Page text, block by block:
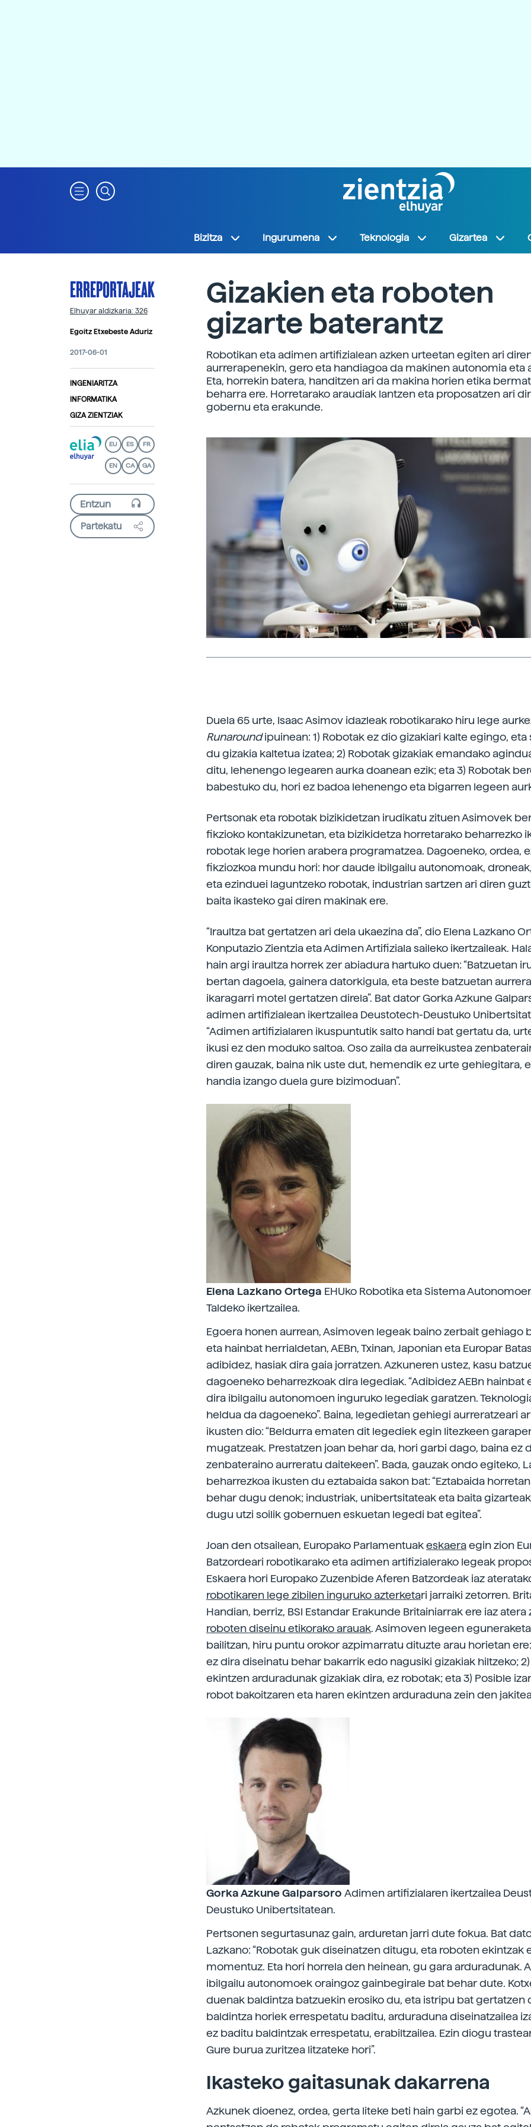
Bizitza Ingurumena Teknologia Gizartea
ERREPORTAJEAK
Elhuyar aldizkaria: 326
Egoitz Etxebeste Aduriz
2017-06-01
INGENIARITZA
INFORMATIKA
GIZA ZIENTZIAK
EU ES FR
EN CA GA
Partekatu
Gizakien eta roboten
gizarte baterantz
Robotikan eta adimen artifizialean azken urteetan egiten ari
aurrerapenekin, gero eta handiagoa da makinen autonomia eta
Eta, horrekin batera, handitzen ari da makina horien etika
beharra ere. Horretarako araudiak lantzen eta proposatzen ari
gobernu eta erakunde.
Duela 65 urte, Isaac Asimov idazleak robotikarako hiru lege
Runaroundipuinean: 1) Robotak ez dio gizakiari kalte egingo, eta
du gizakia kaltetua izatea; 2) Robotak gizakiak emandako
ditu, lehenengo legearen aurka doanean ezik; eta 3) Robotak
babestuko du, hori ez badoa lehenengo eta bigarren legeen
Pertsonak eta robotak bizikidetzan irudikatu zituen Asimovek
fikzioko kontakizunetan, eta bizikidetza horretarako beharrezko
robotak lege horien arabera programatzea. Dagoeneko, ordea,
fikziozkoa mundu hori: hor daude ibilgailu autonomoak,
eta ezinduei laguntzeko robotak, industrian sartzen ari diren
baita ikasteko gai diren makinak ere.
“Iraultza bat gertatzen ari dela ukaezina da”, dio Elena Lazkano
Konputazio Zientzia eta Adimen Artifiziala saileko ikertzaileak.
hain argi iraultza horrek zer abiadura hartuko duen: “Batzuetan
bertan dagoela, gainera datorkigula, eta beste batzuetan
ikaragarri motel gertatzen direla”. Bat dator Gorka Azkune
adimen artifizialean ikertzailea Deustotech-Deustuko
“Adimen artifizialaren ikuspuntutik salto handi bat gertatu da,
ikusi ez den moduko saltoa. Oso zaila da aurreikustea
diren gauzak, baina nik uste dut, hemendik ez urte gehiegitara,
handia izango duela gure bizimoduan”.
Elena Lazkano Ortega EHUko Robotika eta Sistema
Taldeko ikertzailea.
Egoera honen aurrean, Asimoven legeak baino zerbait gehiago
eta hainbat herrialdetan, AEBn, Txinan, Japonian eta Europar
adibidez, hasiak dira gaia jorratzen. Azkuneren ustez, kasu
dagoeneko beharrezkoak dira legediak. “Adibidez AEBn hainbat
dira ibilgailu autonomoen inguruko legediak garatzen.
heldua da dagoeneko”. Baina, legedietan gehiegi aurreratzeari
ikusten dio: “Beldurra ematen dit legediek egin litezkeen
mugatzeak. Prestatzen joan behar da, hori garbi dago, baina ez
zenbateraino aurreratu daitekeen”. Bada, gauzak ondo egiteko,
beharrezkoa ikusten du eztabaida sakon bat: “Eztabaida
behar dugu denok; industriak, unibertsitateak eta baita gizarteak
dugu utzi soilik gobernuen eskuetan legedi bat egitea”.
Joan den otsailean, Europako Parlamentuakeskaeraegin zion
Batzordeari robotikarako eta adimen artifizialerako legeak
Eskaera hori Europako Zuzenbide Aferen Batzordeak iaz
robotikaren lege zibilen inguruko azterketari jarraiki zetorren.
Handian, berriz, BSI Estandar Erakunde Britainiarrak ere iaz atera
roboten diseinu etikorako arauak. Asimoven legeen
bailitzan, hiru puntu orokor azpimarratu dituzte arau horietan
ez dira diseinatu behar bakarrik edo nagusiki gizakiak hiltzeko;
ekintzen arduradunak gizakiak dira, ez robotak; eta 3) Posible
robot bakoitzaren eta haren ekintzen arduraduna zein den
Gorka Azkune Galparsoro Adimen artifizialaren ikertzailea
Deustuko Unibertsitatean.
Pertsonen segurtasunaz gain, arduretan jarri dute fokua. Bat
Lazkano: “Robotak guk diseinatzen ditugu, eta roboten ekintzak
momentuz. Eta hori horrela den heinean, gu gara arduradunak.
ibilgailu autonomoek oraingoz gainbegirale bat behar dute.
duenak baldintza batzuekin erosiko du, eta istripu bat gertatzen
baldintza horiek errespetatu baditu, arduraduna diseinatzailea
ez baditu baldintzak errespetatu, erabiltzailea. Ezin diogu
Gure burua zuritzea litzateke hori”.
Ikasteko gaitasunak dakarrena
Azkunek dioenez, ordea, gerta liteke beti hain garbi ez egotea.